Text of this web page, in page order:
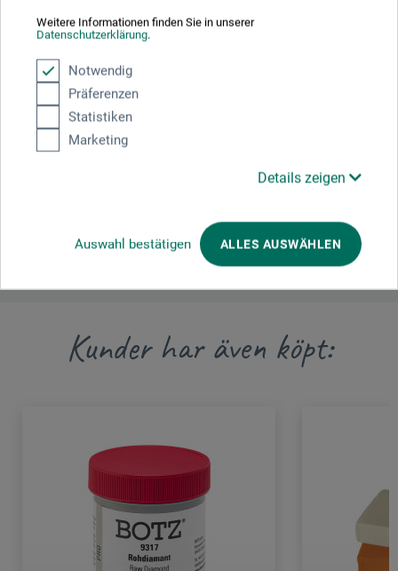
Weitere Informationen finden Sie in unserer
Datenschutzerklärung.
Notwendig
Präferenzen
Statistiken
Marketing
Details zeigen
Auswahl bestätigen ALLES AUSWÄHLEN
Tillverkarens kontakt
Här hittar du tillverkarens kontaktuppgifter för den här
boesner GmbH distribution + logistics
info.dl@boesner.com
Kunder har även köpt: